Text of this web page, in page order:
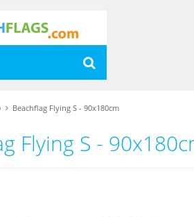
Beachflag Flying S - 90x180cm
Flying S -